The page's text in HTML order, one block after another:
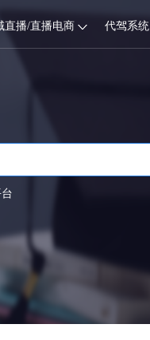
直播/直播电商 代驾系统